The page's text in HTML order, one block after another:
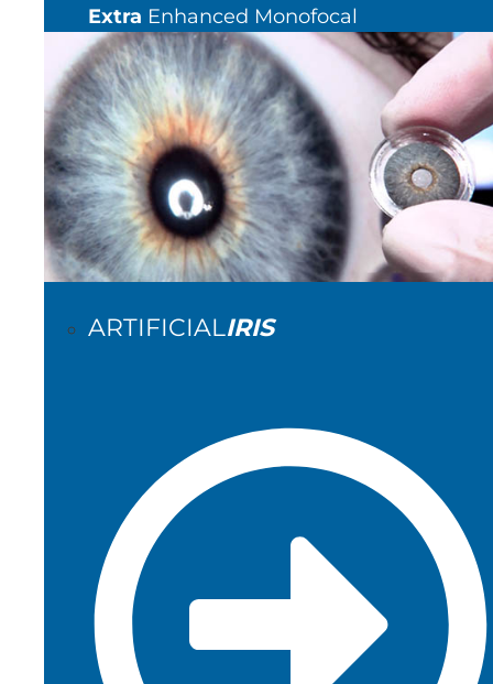
Extra Enhanced Monofocal
ARTIFICIALIRIS